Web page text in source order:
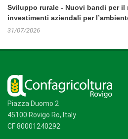
Sviluppo rurale - Nuovi bandi per il
investimenti aziendali per
31/07/2026
Piazza Duomo 2
45100 Rovigo Ro, Italy
CF 80001240292